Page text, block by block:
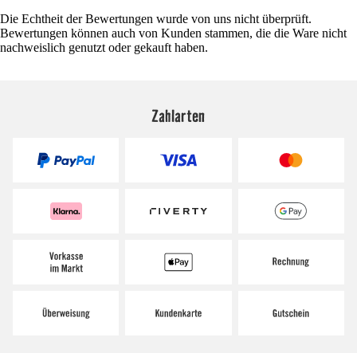
Die Echtheit der Bewertungen wurde von uns nicht überprüft.
Bewertungen können auch von Kunden stammen, die die Ware nicht
nachweislich genutzt oder gekauft haben.
Zahlarten